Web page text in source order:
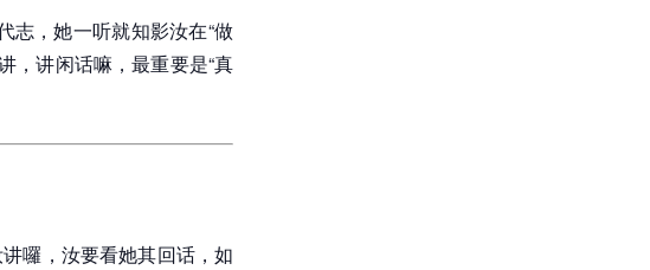
志，她一听就知影汝在“做
，讲闲话嘛，最重要是“真
囉，汝要看她其回话，如